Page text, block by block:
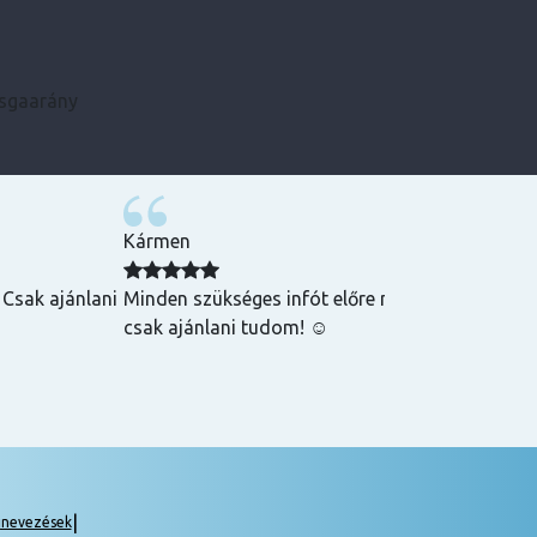
ajánlani
Kármen
Minden szükséges infót előre megkaptam,
csak ajánlani tudom! ☺️
|